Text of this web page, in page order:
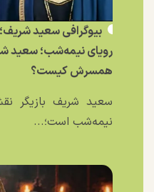
بیوگرافی سعید
رویای نیمه‌شب؛ سعید
همسرش کیست؟
سعید شریف بازیگر
نیمه‌شب است؛...